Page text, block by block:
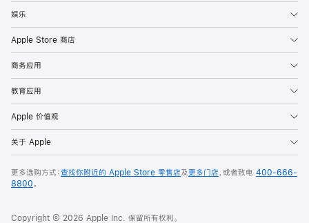
娱乐
Apple Store 商店
商务应用
教育应用
Apple 价值观
关于 Apple
更多选购方式：查找你附近的 Apple Store 零售店及更多门店，或者致电 400-666-
8800。
Copyright © 2026 Apple Inc. 保留所有权利。